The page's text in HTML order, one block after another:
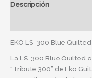
Descripción
EKO LS-300 Blue
La LS-300 Blue Quilted
“Tribute 300” de Eko